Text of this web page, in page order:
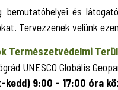
és
Tervezzenek velünk
Természetvédelmi
UNESCO Globális
kedd) 9:00 - 17:00 óra